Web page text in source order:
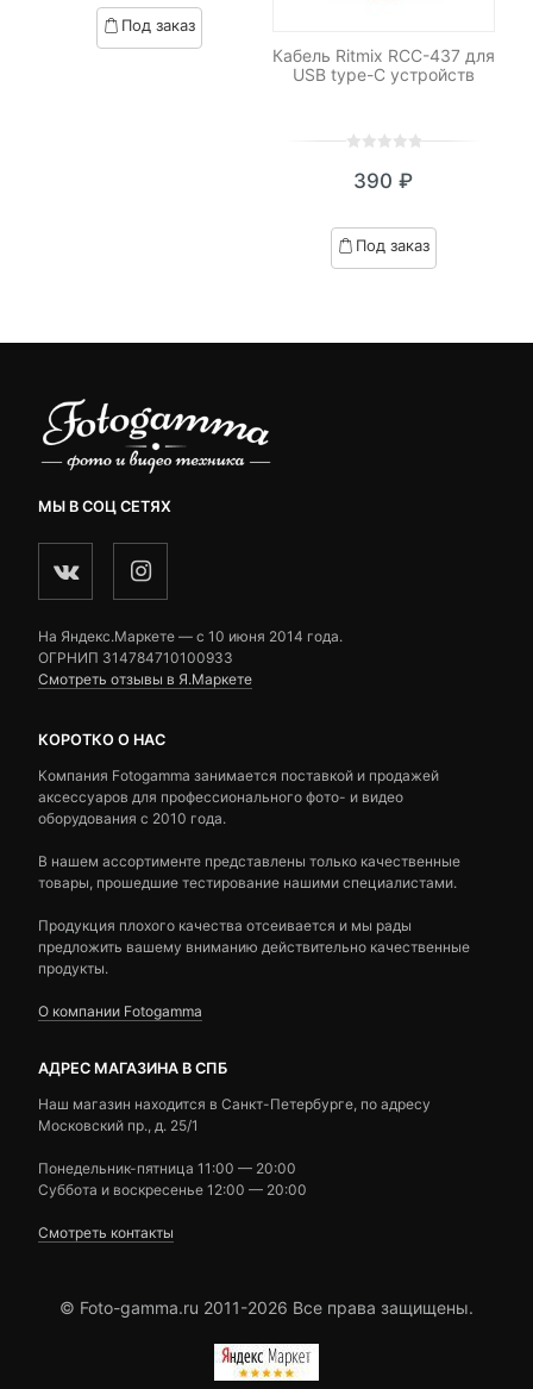
based
onПод заказ
Кабель Ritmix RCC-437 для
USB type-C устройств
out
based
on
390 ₽
Под заказ
МЫ В СОЦ СЕТЯХ
На Яндекс.Маркете — c 10 июня 2014 года.
ОГРНИП 314784710100933
Смотреть отзывы в Я.Маркете
КОРОТКО О НАС
Компания Fotogamma занимается поставкой и продажей
аксессуаров для профессионального фото- и видео
оборудования с 2010 года.
В нашем ассортименте представлены только качественные
товары, прошедшие тестирование нашими специалистами.
Продукция плохого качества отсеивается и мы рады
предложить вашему вниманию действительно качественные
продукты.
О компании Fotogamma
АДРЕС МАГАЗИНА В СПБ
Наш магазин находится в Санкт-Петербурге, по адресу
Московский пр., д. 25/1
Понедельник-пятница 11:00 — 20:00
Суббота и воскресенье 12:00 — 20:00
Смотреть контакты
© Foto-gamma.ru 2011-2026 Все права защищены.